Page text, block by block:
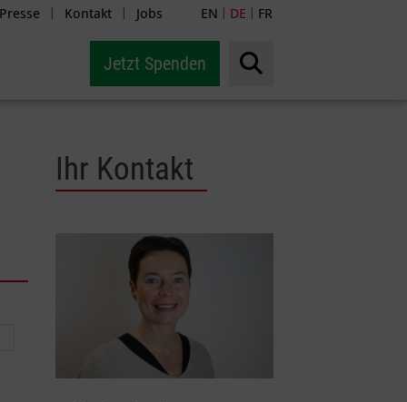
Presse | Kontakt | Jobs EN | DE | FR
Jetzt Spenden
Ihr Kontakt